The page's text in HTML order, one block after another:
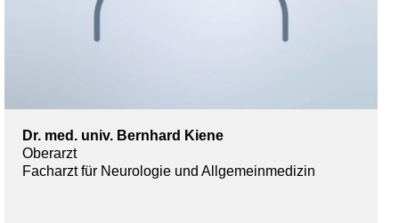
Dr. med. univ. Bernhard Kiene
Oberarzt
Facharzt für Neurologie und Allgemeinmedizin